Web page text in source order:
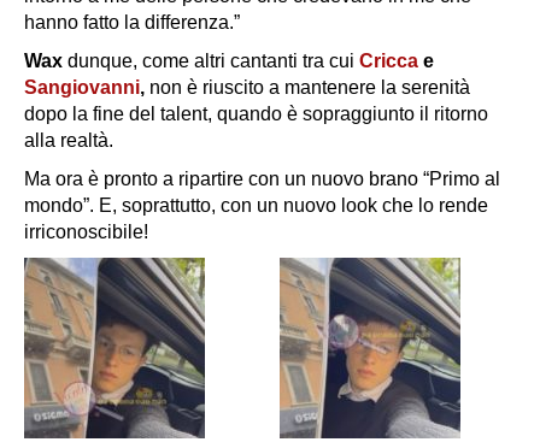
hanno fatto la differenza.”
Wax dunque, come altri cantanti tra cui Cricca e
Sangiovanni, non è riuscito a mantenere la serenità
dopo la fine del talent, quando è sopraggiunto il ritorno
alla realtà.
Ma ora è pronto a ripartire con un nuovo brano “Primo al
mondo”. E, soprattutto, con un nuovo look che lo rende
irriconoscibile!